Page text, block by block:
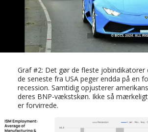
Graf #2: Det gør de fleste jobindikatorer
de seneste fra USA peger endda på en
recession. Samtidig opjusterer
deres BNP-vækstskøn. Ikke så
er forvirrede.